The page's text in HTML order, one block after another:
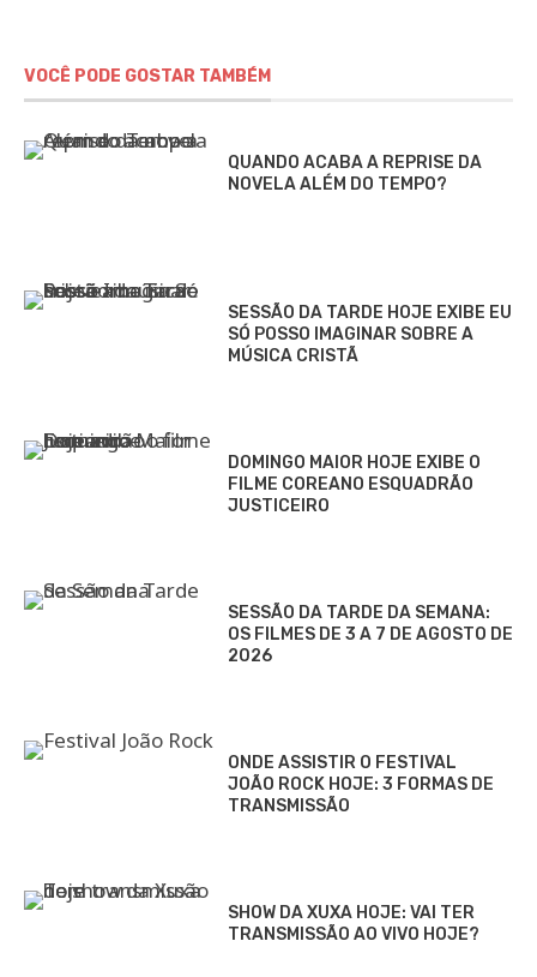
VOCÊ PODE GOSTAR TAMBÉM
QUANDO ACABA A REPRISE DA
NOVELA ALÉM DO TEMPO?
SESSÃO DA TARDE HOJE EXIBE EU
SÓ POSSO IMAGINAR SOBRE A
MÚSICA CRISTÃ
DOMINGO MAIOR HOJE EXIBE O
FILME COREANO ESQUADRÃO
JUSTICEIRO
SESSÃO DA TARDE DA SEMANA:
OS FILMES DE 3 A 7 DE AGOSTO DE
2026
ONDE ASSISTIR O FESTIVAL
JOÃO ROCK HOJE: 3 FORMAS DE
TRANSMISSÃO
SHOW DA XUXA HOJE: VAI TER
TRANSMISSÃO AO VIVO HOJE?